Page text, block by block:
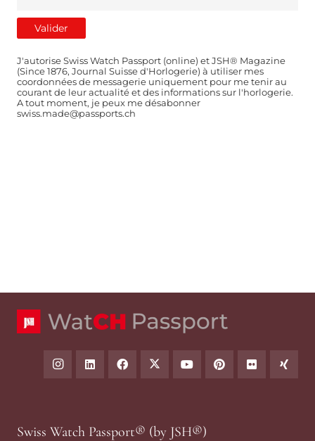
J'autorise Swiss Watch Passport (online) et JSH® Magazine
(Since 1876, Journal Suisse d'Horlogerie) à utiliser mes
coordonnées de messagerie uniquement pour me tenir au
courant de leur actualité et des informations sur l'horlogerie.
A tout moment, je peux me désabonner
swiss.made@passports.ch
Swiss Watch Passport® (by JSH®)